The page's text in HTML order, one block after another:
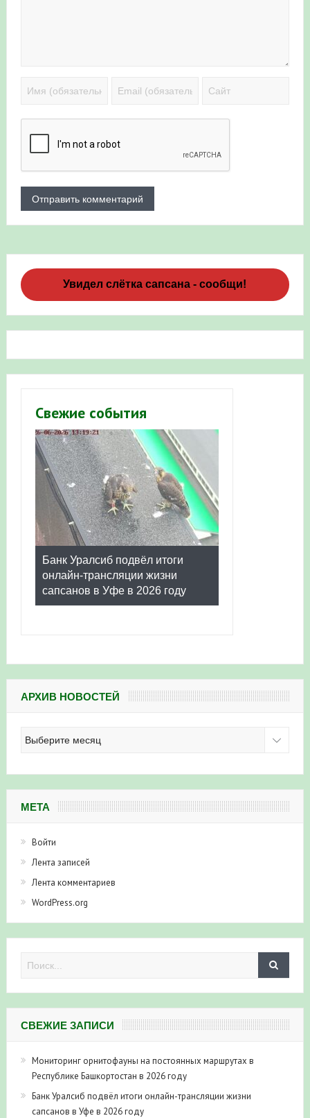
Увидел слётка сапсана - сообщи!
Свежие события
Банк Уралсиб подвёл итоги
онлайн-трансляции жизни
сапсанов в Уфе в 2026 году
АРХИВ НОВОСТЕЙ
новостей
МЕТА
Войти
Лента записей
Лента комментариев
WordPress.org
СВЕЖИЕ ЗАПИСИ
Мониторинг орнитофауны на постоянных маршрутах в
Республике Башкортостан в 2026 году
Банк Уралсиб подвёл итоги онлайн-трансляции жизни
сапсанов в Уфе в 2026 году